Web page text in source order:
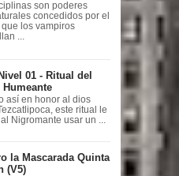
son poderes
concedidos por el
que los vampiros
...
01 - Ritual del
así en honor al dios
este ritual le
Nigromante usar un ...
la Mascarada Quinta
(V5)